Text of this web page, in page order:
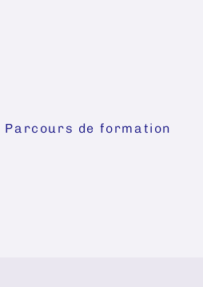
Parcours de formation